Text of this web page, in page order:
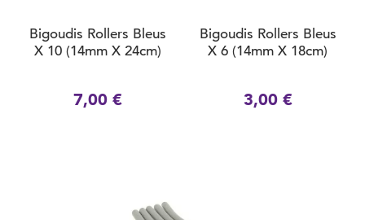
Bigoudis Rollers Bleus
X 10 (14mm X 24cm)
7,00 €
Bigoudis Rollers Bleus
X 6 (14mm X 18cm)
3,00 €